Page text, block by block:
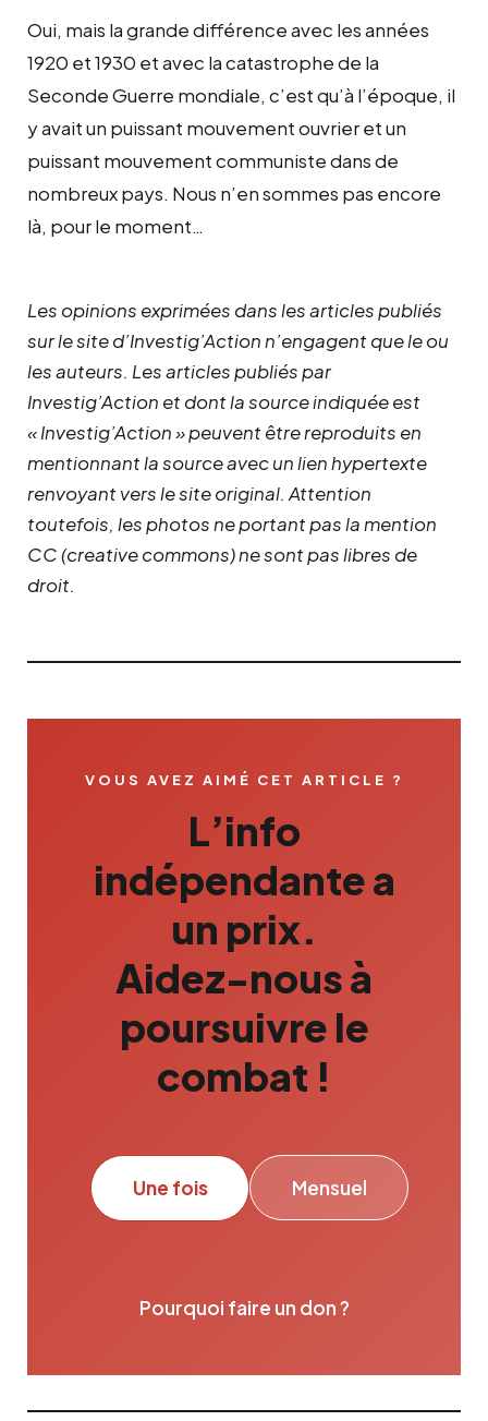
Oui, mais la grande différence avec les années
1920 et 1930 et avec la catastrophe de la
Seconde Guerre mondiale, c’est qu’à l’époque, il
y avait un puissant mouvement ouvrier et un
puissant mouvement communiste dans de
nombreux pays. Nous n’en sommes pas encore
là, pour le moment…
Les opinions exprimées dans les articles publiés
sur le site d’Investig’Action n’engagent que le ou
les auteurs. Les articles publiés par
Investig’Action et dont la source indiquée est
« Investig’Action » peuvent être reproduits en
mentionnant la source avec un lien hypertexte
renvoyant vers le site original. Attention
toutefois, les photos ne portant pas la mention
CC (creative commons) ne sont pas libres de
droit.
VOUS AVEZ AIMÉ CET ARTICLE ?
L’info
indépendante a
un prix.
Aidez-nous à
poursuivre le
combat !
Une fois Mensuel
Pourquoi faire un don ?